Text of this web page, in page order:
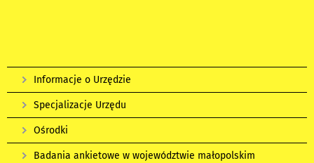
Informacje o Urzędzie
Specjalizacje Urzędu
Ośrodki
Badania ankietowe w województwie małopolskim